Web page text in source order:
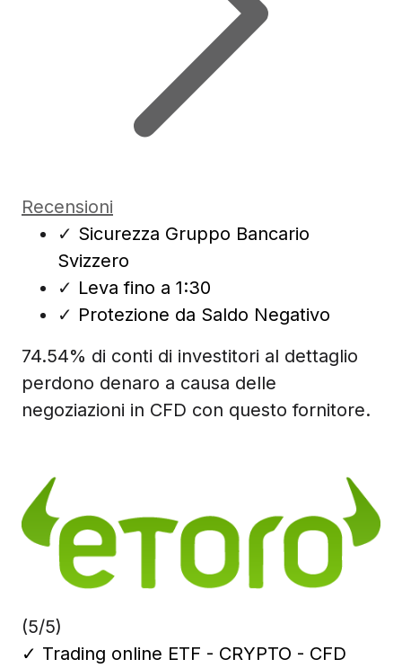
Recensioni
✓ Sicurezza Gruppo Bancario
Svizzero
✓ Leva fino a 1:30
✓ Protezione da Saldo Negativo
74.54% di conti di investitori al dettaglio
perdono denaro a causa delle
negoziazioni in CFD con questo fornitore.
(5/5)
✓ Trading online ETF - CRYPTO - CFD